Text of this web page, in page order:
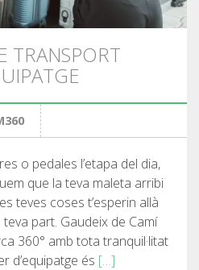
TRANSPORT
o pedales l’etapa del dia,
que la teva maleta arribi
teves coses t’esperin allà
part. Gaudeix de Camí
360° amb tota tranquil·litat
d’equipatge és […]